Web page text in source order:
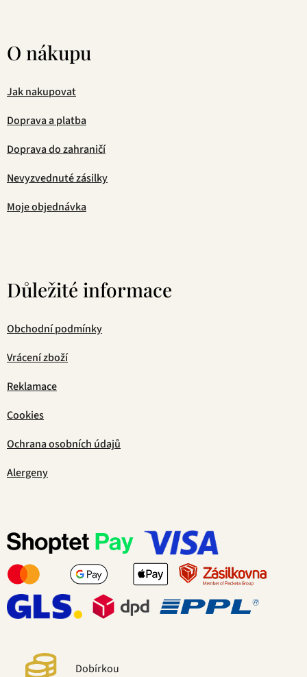
O nákupu
Jak nakupovat
Doprava a platba
Doprava do zahraničí
Nevyzvednuté zásilky
Moje objednávka
Důležité informace
Obchodní podmínky
Vrácení zboží
Reklamace
Cookies
Ochrana osobních údajů
Alergeny
Dobírkou